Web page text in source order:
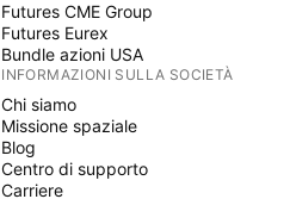
Futures CME Group
Futures Eurex
Bundle azioni USA
INFORMAZIONI SULLA SOCIETÀ
Chi siamo
Missione spaziale
Blog
Centro di supporto
Carriere